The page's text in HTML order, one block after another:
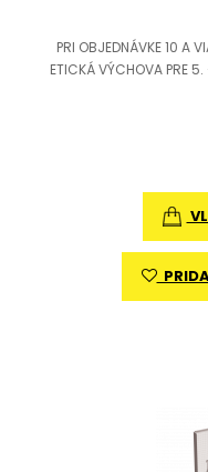
PRI OBJEDNÁVKE 10 A
ETICKÁ VÝCHOVA PRE